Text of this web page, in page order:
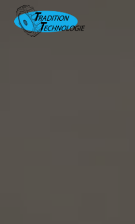
Panneau de gestion des cookies